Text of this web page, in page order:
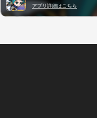
アプリ詳細はこちら